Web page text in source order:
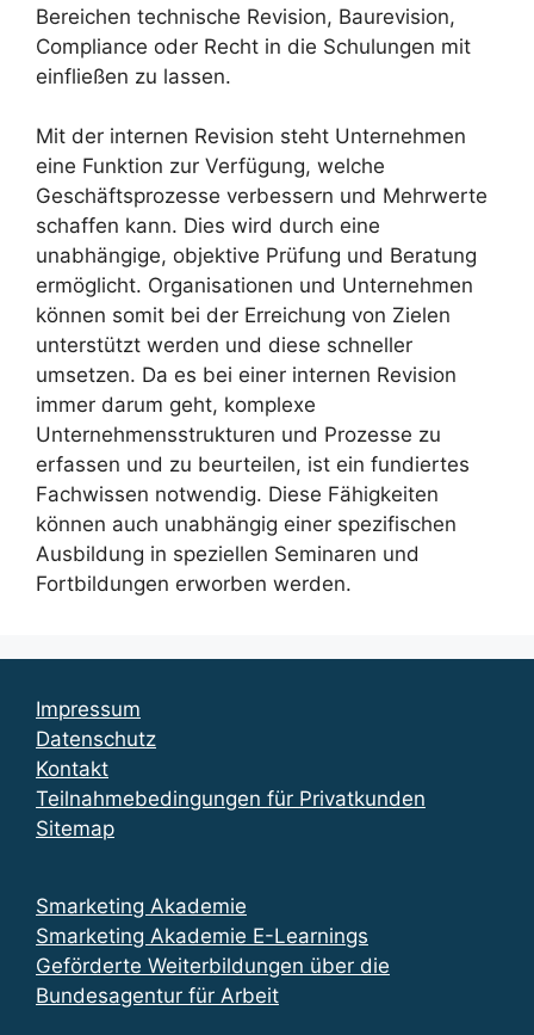
Bereichen technische Revision, Baurevision,
Compliance oder Recht in die Schulungen mit
einfließen zu lassen.
Mit der internen Revision steht Unternehmen
eine Funktion zur Verfügung, welche
Geschäftsprozesse verbessern und Mehrwerte
schaffen kann. Dies wird durch eine
unabhängige, objektive Prüfung und Beratung
ermöglicht. Organisationen und Unternehmen
können somit bei der Erreichung von Zielen
unterstützt werden und diese schneller
umsetzen. Da es bei einer internen Revision
immer darum geht, komplexe
Unternehmensstrukturen und Prozesse zu
erfassen und zu beurteilen, ist ein fundiertes
Fachwissen notwendig. Diese Fähigkeiten
können auch unabhängig einer spezifischen
Ausbildung in speziellen Seminaren und
Fortbildungen erworben werden.
Impressum
Datenschutz
Kontakt
Teilnahmebedingungen für Privatkunden
Sitemap
Smarketing Akademie
Smarketing Akademie E-Learnings
Geförderte Weiterbildungen über die
Bundesagentur für Arbeit